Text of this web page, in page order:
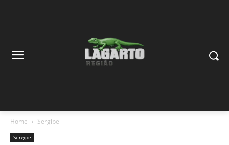
Home Sergipe
Sergipe